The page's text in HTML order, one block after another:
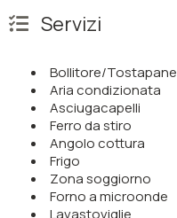
Servizi
Bollitore/Tostapane
Aria condizionata
Asciugacapelli
Ferro da stiro
Angolo cottura
Frigo
Zona soggiorno
Forno a microonde